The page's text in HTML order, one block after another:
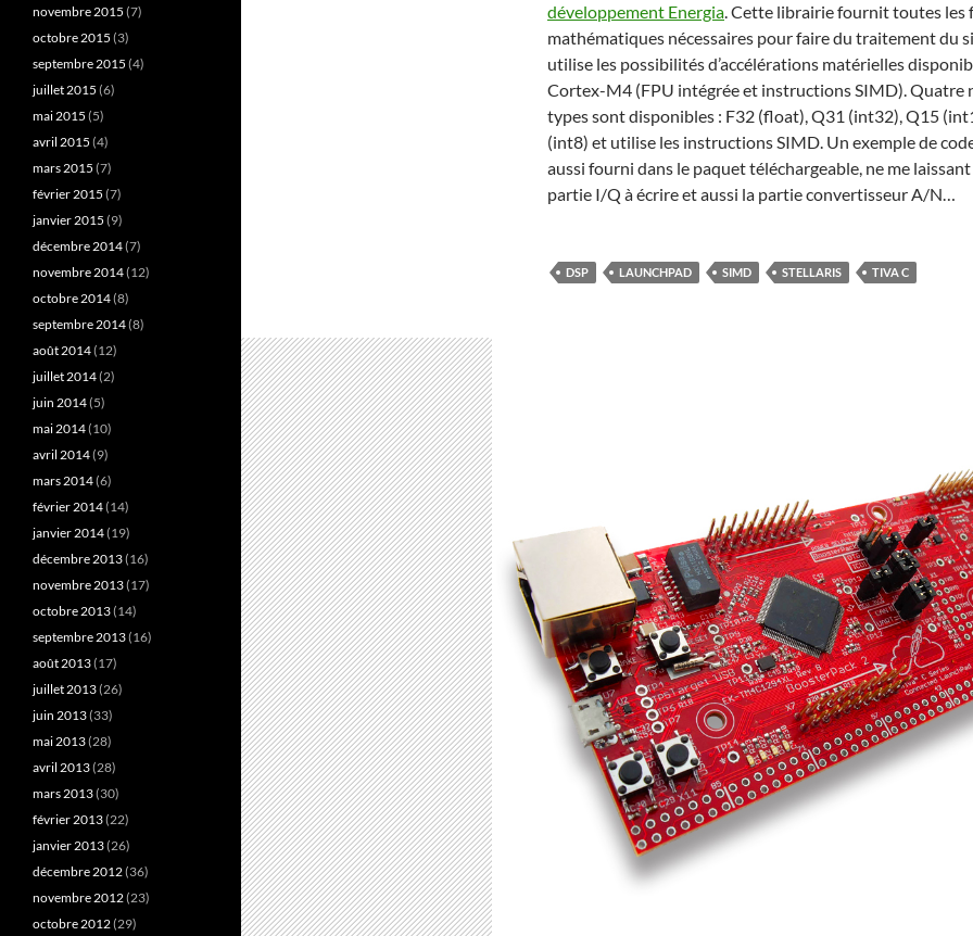
développement Energia. Cette librairie fournit toutes les
mathématiques nécessaires pour faire du traitement du
utilise les possibilités d’accélérations matérielles
Cortex-M4 (FPU intégrée et instructions SIMD). Quatre
types sont disponibles : F32 (float), Q31 (int32), Q15
(int8) et utilise les instructions SIMD. Un exemple de
aussi fourni dans le paquet téléchargeable, ne me
partie I/Q à écrire et aussi la partie convertisseur A/N…
DSP LAUNCHPAD SIMD STELLARIS TIVA C
novembre 2015 (7)
octobre 2015 (3)
septembre 2015 (4)
juillet 2015 (6)
mai 2015 (5)
avril 2015 (4)
mars 2015 (7)
février 2015 (7)
janvier 2015 (9)
décembre 2014(7)
novembre 2014(12)
octobre 2014(8)
septembre 2014(8)
août 2014(12)
juillet 2014(2)
juin 2014(5)
mai 2014(10)
avril 2014(9)
mars 2014(6)
février 2014(14)
janvier 2014(19)
décembre 2013(16)
novembre 2013(17)
octobre 2013(14)
septembre 2013(16)
août 2013(17)
juillet 2013(26)
juin 2013(33)
mai 2013(28)
avril 2013(28)
mars 2013(30)
février 2013(22)
janvier 2013(26)
décembre 2012(36)
novembre 2012(23)
octobre 2012(29)